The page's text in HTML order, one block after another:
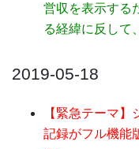
営収を表示する
る経緯に反して
2019-05-18
【緊急テーマ
記録がフル機能